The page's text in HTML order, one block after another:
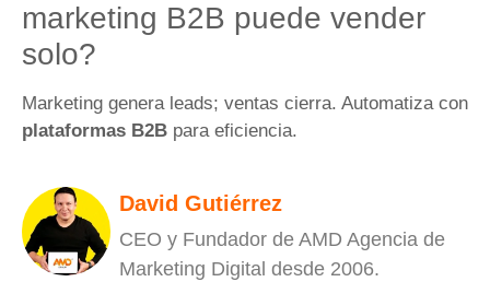
marketing B2B puede vender
solo?
Marketing genera leads; ventas cierra. Automatiza con
plataformas B2B para eficiencia.
David Gutiérrez
CEO y Fundador de AMD Agencia de
Marketing Digital desde 2006.